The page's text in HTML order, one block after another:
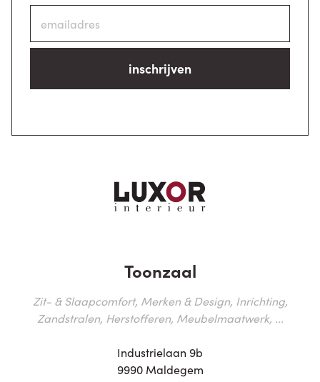
inschrijven
Toonzaal
Zit- & Slaapcomfort, Merken & Design, Inrichting,
Zandstralen, Herstofferen, Meubelmaatwerk, ...
Industrielaan 9b
9990 Maldegem